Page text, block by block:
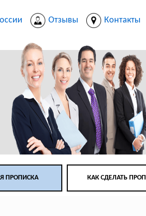
Отзывы Контакты
ПРОПИСКА КАК СДЕЛАТЬ